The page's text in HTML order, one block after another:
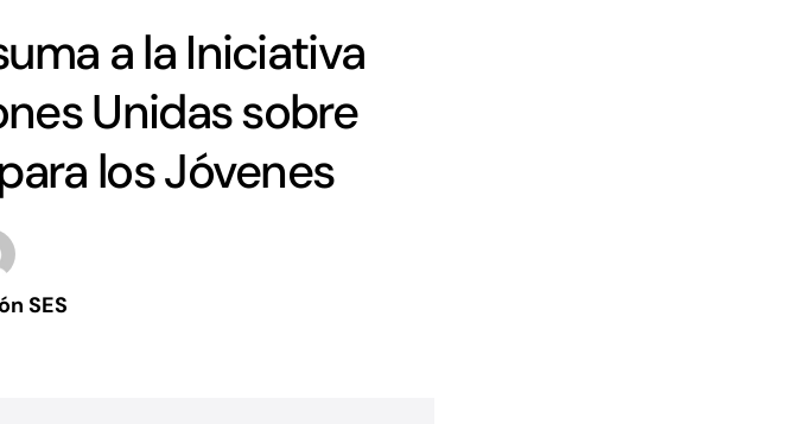
a la Iniciativa
Unidas sobre
los Jóvenes
SES